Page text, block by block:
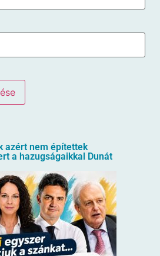
azért nem építettek
a hazugságaikkal Dunát